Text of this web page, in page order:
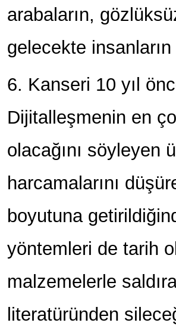
arabaların,
gelecekte
6. Kanseri 10 yıl
Dijitalleşmenin en
olacağını söyleyen
harcamalarını
boyutuna
yöntemleri de tarih
malzemelerle
literatüründen